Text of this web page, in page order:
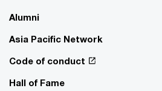
Alumni
Asia Pacific Network
Code of conduct
Hall of Fame